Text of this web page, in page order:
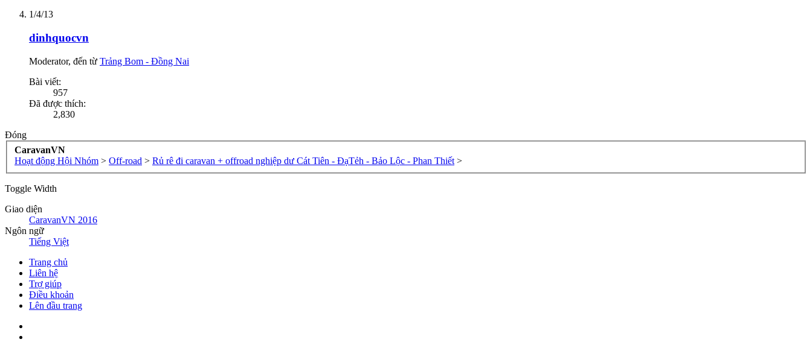
1/4/13
dinhquocvn
Moderator, đến từ Trảng Bom - Đồng Nai
Bài viết:
957
Đã được thích:
2,830
Đóng
CaravanVN
Hoạt động Hội Nhóm > Off-road > Rủ rê đi caravan + offroad nghiệp dư Cát Tiên - ĐạTẻh - Bảo Lộc - Phan Thiết >
Toggle Width
Giao diện
CaravanVN 2016
Ngôn ngữ
Tiếng Việt
Trang chủ
Liên hệ
Trợ giúp
Điều khoản
Lên đầu trang